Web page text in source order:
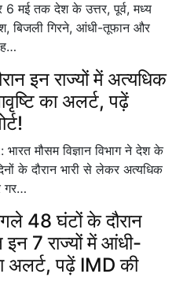
मई तक देश के उत्तर, पूर्व, मध्य
बिजली गिरने, आंधी-तूफान और
ह…
इन राज्यों में अत्यधिक
का अलर्ट, पढ़ें
मौसम विज्ञान विभाग ने देश के
के दौरान भारी से लेकर अत्यधिक
गर…
48 घंटों के दौरान
इन 7 राज्यों में आंधी-
अलर्ट, पढ़ें IMD की